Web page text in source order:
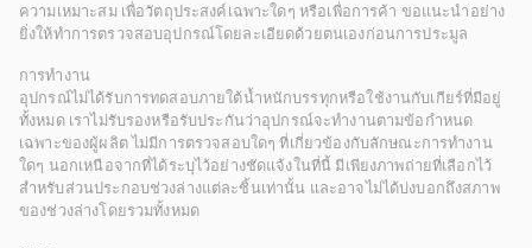
ความเหมาะสม เพื่อวัตถุประสงค์เฉพาะใดๆ หรือเพื่อการค้า ขอแนะนำอย่าง
ยิ่งให้ทำการตรวจสอบอุปกรณ์โดยละเอียดด้วยตนเองก่อนการประมูล
การทำงาน
อุปกรณ์ไม่ได้รับการทดสอบภายใต้น้ำหนักบรรทุกหรือใช้งานกับเกียร์ที่มีอยู่
ทั้งหมด เราไม่รับรองหรือรับประกันว่าอุปกรณ์จะทำงานตามข้อกำหนด
เฉพาะของผู้ผลิต ไม่มีการตรวจสอบใดๆ ที่เกี่ยวข้องกับลักษณะการทำงาน
ใดๆ นอกเหนือจากที่ได้ระบุไว้อย่างชัดแจ้งในที่นี้ มีเพียงภาพถ่ายที่เลือกไว้
สำหรับส่วนประกอบช่วงล่างแต่ละชิ้นเท่านั้น และอาจไม่ได้บ่งบอกถึงสภาพ
ของช่วงล่างโดยรวมทั้งหมด